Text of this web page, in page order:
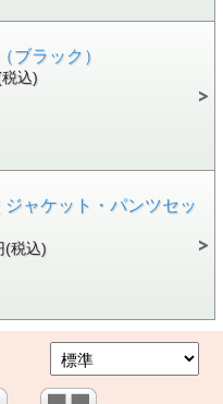
ブラック）
込)
ャケット・パンツセッ
(税込)